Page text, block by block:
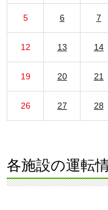
5 6 7
12 13 14
19 20 21
26 27 28
各施設の運転